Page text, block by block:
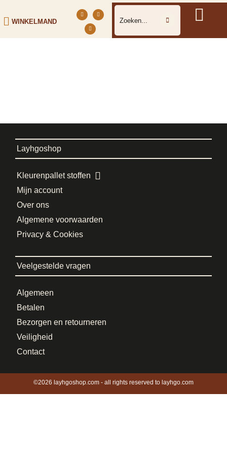
WINKELMAND
Layhgoshop
Kleurenpallet stoffen
Mijn account
Over ons
Algemene voorwaarden
Privacy & Cookies
Veelgestelde vragen
Algemeen
Betalen
Bezorgen en retourneren
Veiligheid
Contact
©2026 layhgoshop.com - all rights reserved to layhgo.com